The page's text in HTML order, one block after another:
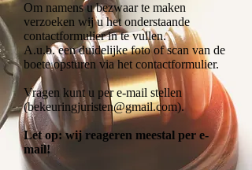
Om namens u bezwaar te maken
verzoeken wij u het onderstaande
contactformulier in te vullen.
A.u.b. een duidelijke foto of scan van de
boete opsturen via het contactformulier.
Vragen kunt u per e-mail stellen
(bekeuringjuristen@gmail.com).
Let op: wij reageren meestal per e-
mail!